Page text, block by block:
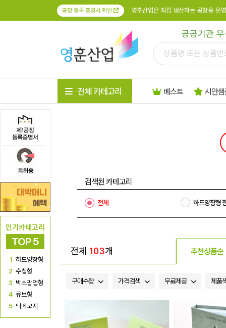
공장 등록 증명서 확인 영훈산업은 직접 생산하는 공장을 운
공공기관
인기카테고리
TOP 5
1 하드양장형
2 수첩형
3 박스팝업형
4 큐브형
5 떡메모지
전체 카테고리 베스트 시안
검색된 카테고리
전체 하드양장형
전체 103개 추천상품순
구매수량 가격검색 무료제공 제품